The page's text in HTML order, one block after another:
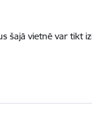
šajā vietnē var tikt